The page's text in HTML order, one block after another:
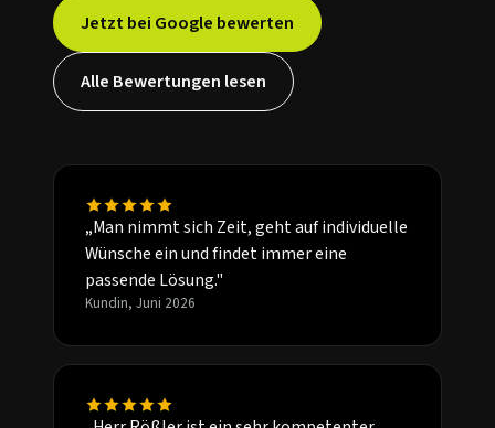
Jetzt bei Google bewerten
Alle Bewertungen lesen
„Man nimmt sich Zeit, geht auf individuelle
Wünsche ein und findet immer eine
passende Lösung."
Kundin, Juni 2026